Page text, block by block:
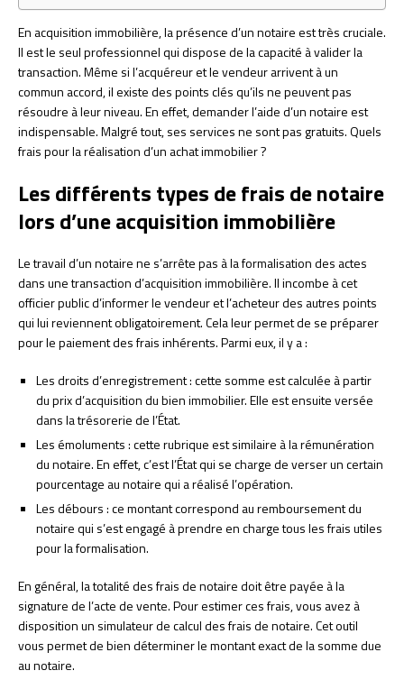
En acquisition immobilière, la présence d’un notaire est très cruciale.
Il est le seul professionnel qui dispose de la capacité à valider la
transaction. Même si l’acquéreur et le vendeur arrivent à un
commun accord, il existe des points clés qu’ils ne peuvent pas
résoudre à leur niveau. En effet, demander l’aide d’un notaire est
indispensable. Malgré tout, ses services ne sont pas gratuits. Quels
frais pour la réalisation d’un achat immobilier ?
Les différents types de frais de notaire
lors d’une acquisition immobilière
Le travail d’un notaire ne s’arrête pas à la formalisation des actes
dans une transaction d’acquisition immobilière. Il incombe à cet
officier public d’informer le vendeur et l’acheteur des autres points
qui lui reviennent obligatoirement. Cela leur permet de se préparer
pour le paiement des frais inhérents. Parmi eux, il y a :
Les droits d’enregistrement : cette somme est calculée à partir
du prix d’acquisition du bien immobilier. Elle est ensuite versée
dans la trésorerie de l’État.
Les émoluments : cette rubrique est similaire à la rémunération
du notaire. En effet, c’est l’État qui se charge de verser un certain
pourcentage au notaire qui a réalisé l’opération.
Les débours : ce montant correspond au remboursement du
notaire qui s’est engagé à prendre en charge tous les frais utiles
pour la formalisation.
En général, la totalité des frais de notaire doit être payée à la
signature de l’acte de vente. Pour estimer ces frais, vous avez à
disposition un simulateur de calcul des frais de notaire. Cet outil
vous permet de bien déterminer le montant exact de la somme due
au notaire.